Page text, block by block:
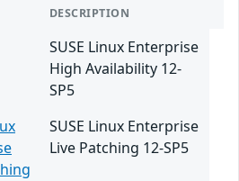
DESCRIPTION
SUSE Linux Enterprise
High Availability 12-
SP5
SUSE Linux Enterprise
Live Patching 12-SP5